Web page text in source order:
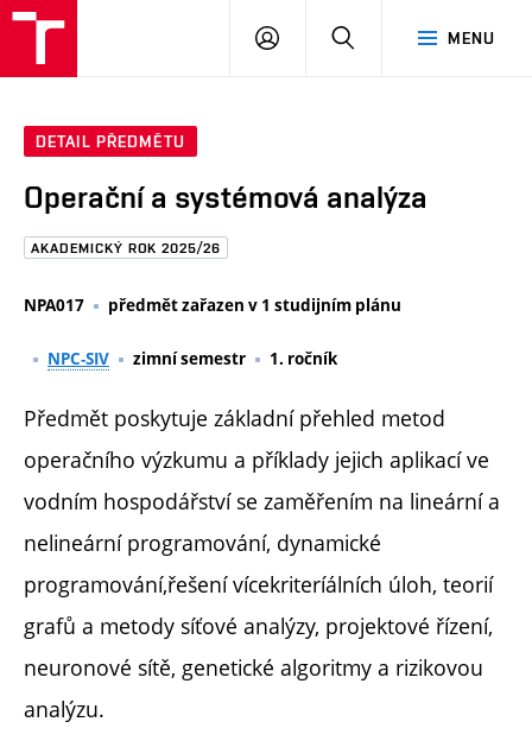
Brno
MENU
PŘIHLÁSIT
DETAIL PŘEDMĚTU
Operační a systémová analýza
AKADEMICKÝ ROK 2025/26
NPA017 předmět zařazen v 1 studijním plánu
NPC-SIV zimní semestr 1. ročník
Předmět poskytuje základní přehled metod
operačního výzkumu a příklady jejich aplikací ve
vodním hospodářství se zaměřením na lineární a
nelineární programování, dynamické
programování,řešení vícekriteríálních úloh, teorií
grafů a metody síťové analýzy, projektové řízení,
neuronové sítě, genetické algoritmy a rizikovou
analýzu.